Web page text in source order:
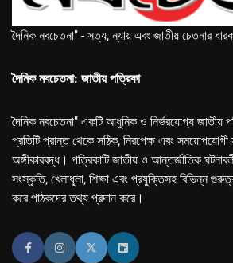
দৈনিক নবচেতনা" - সত্য, ন্যায় এবং জাতীয় চেতনার
দৈনিক নবচেতনা: জাতীয় পত্রিকা
দৈনিক নবচেতনা" একটি আধুনিক ও নির্ভরযোগ্য জাতীয়
প্রতিটি প্রান্ত থেকে সঠিক, নিরপেক্ষ এবং সময়োপযোগী
অঙ্গীকারবদ্ধ। পত্রিকাটি জাতীয় ও আন্তর্জাতিক
সংস্কৃতি, খেলাধুলা, শিক্ষা এবং প্রযুক্তিসহ বিভিন্ন
করে পাঠকদের তথ্য প্রদান করে।